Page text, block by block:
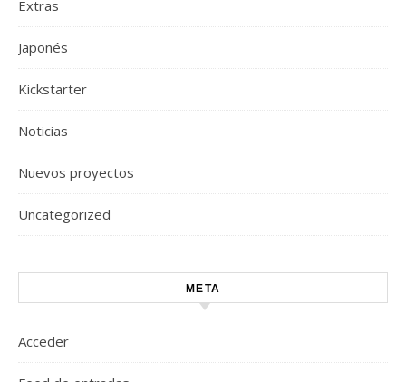
Extras
Japonés
Kickstarter
Noticias
Nuevos proyectos
Uncategorized
META
Acceder